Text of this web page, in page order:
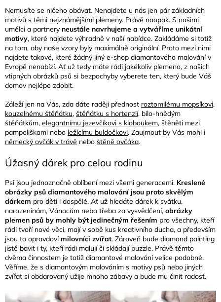
Nemusíte se ničeho obávat. Nenajdete u nás jen pár základních
motivů s těmi nejznámějšími plemeny. Právě naopak. S našimi
umělci a partnery neustále navrhujeme a vytváříme unikátní
motivy, které najdete výhradně v naší nabídce. Zakládáme si totiž
na tom, aby naše vzory byly maximálně originální. Proto mezi nimi
najdete takové, které žádný jiný e-shop diamantového malování v
Evropě nenabízí. Ať už tedy máte rádi jakékoliv plemeno, z našich
vtipných obrázků psů si bezpochyby vyberete ten, který bude Váš
domov nejlépe zdobit.
Záleží jen na Vás, zda dáte raději přednost roztomilému mopsíkovi,
kouzelnému štěňátku, štěňátku s hortenzií, bílo-hnědým
štěňátkům, elegantnímu jezevčíkovi s kloboukem, štěněti mezi
pampeliškami nebo ležícímu buldočkovi. Zaujmout by Vás mohl i
německý ovčák v trávě nebo štěně ovčáka.
Úžasný dárek pro celou rodinu
Psi jsou jednoznačně oblíbení mezi všemi generacemi. Kreslené
obrázky psů diamantového malování jsou proto skvělým
dárkem pro děti i dospělé. Ať už hledáte dárek k svátku,
narozeninám, Vánocům nebo třeba za vysvědčení, obrázky
plemen psů by mohly být jedinečným řešením pro všechny, kteří
rádi tvoří nové věci, mají v sobě kus kreativního ducha, a především
jsou to opravdovímilovníci zvířat. Zároveň bude diamond painting
jistě bavit i ty, kteří rádi malují či skládají puzzle. Právě těmto
dvěma činnostem je totiž diamantové malování velice podobné.
Věříme, že s diamantovým malováním s motivy psů nebo jiných
zvířat si obdarovaný užije mnoho zábavy a bude mu činit radost.